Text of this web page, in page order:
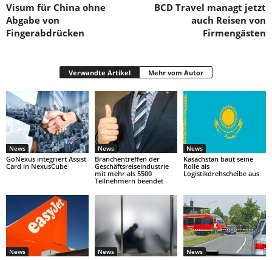
Visum für China ohne
Abgabe von
Fingerabdrücken
BCD Travel managt jetzt
auch Reisen von
Firmengästen
Verwandte Artikel Mehr vom Autor
News
GoNexus integriert Assist
Card in NexusCube
News
Branchentreffen der
Geschäftsreiseindustrie
mit mehr als 5500
Teilnehmern beendet
News
Kasachstan baut seine
Rolle als
Logistikdrehscheibe aus
News News News